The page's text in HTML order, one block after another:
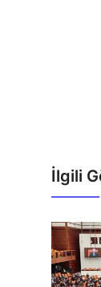
İlgili